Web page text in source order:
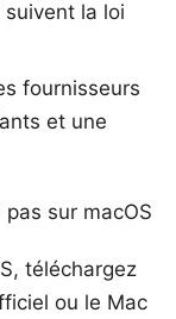
la loi
fournisseurs
et une
sur macOS
téléchargez
ou le Mac